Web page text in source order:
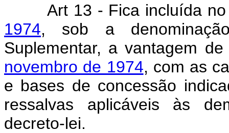
Art 13 - Fica incluída
1974, sob a
Suplementar, a vantagem
novembro de 1974, com as
e bases de concessão
ressalvas aplicáveis às
decreto-lei.